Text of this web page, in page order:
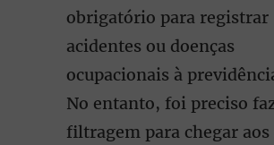
obrigatório para registrar
acidentes ou doenças
ocupacionais à
No entanto, foi preciso
filtragem para chegar aos